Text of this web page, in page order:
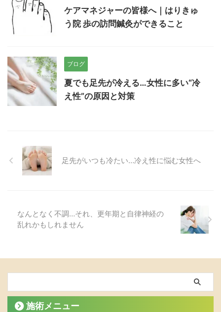
ケアマネジャーの皆様へ｜はりきゅ
う院 歩の訪問鍼灸ができること
ブログ
夏でも足先が冷える…女性に多い“冷
え性”の原因と対策
足先がいつも冷たい…冷え性に悩む女性へ
なんとなく不調…それ、更年期と自律神経の
乱れかもしれません
施術メニュー